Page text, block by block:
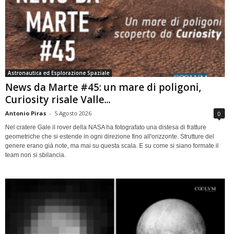
Astronautica ed Esplorazione Spaziale
News da Marte #45: un mare di poligoni,
Curiosity risale Valle...
Antonio Piras - 5 Agosto 2026 0
Nel cratere Gale il rover della NASA ha fotografato una distesa di fratture
geometriche che si estende in ogni direzione fino all'orizzonte. Strutture del
genere erano già note, ma mai su questa scala. E su come si siano formate il
team non si sbilancia.